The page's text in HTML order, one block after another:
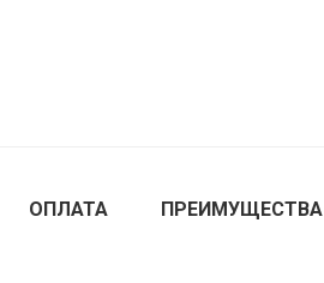
ОПЛАТА ПРЕИМУЩЕСТВА